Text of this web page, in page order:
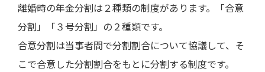
離婚時の年金分割は２種類の制度があります。「合意
分割」「３号分割」の２種類です。
合意分割は当事者間で分割割合について協議して、そ
こで合意した分割割合をもとに分割する制度です。